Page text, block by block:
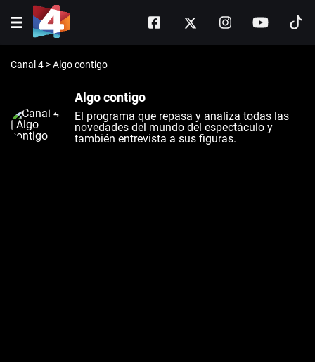
Canal 4 >Algo contigo
Algo contigo
El programa que repasa y analiza todas las
novedades del mundo del espectáculo y
también entrevista a sus figuras.